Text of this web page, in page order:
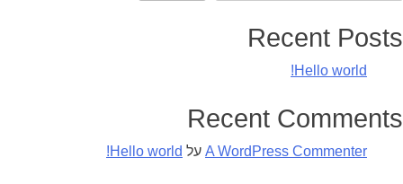
Recent Posts
Hello world!
Recent Comments
A WordPress Commenter על Hello world!